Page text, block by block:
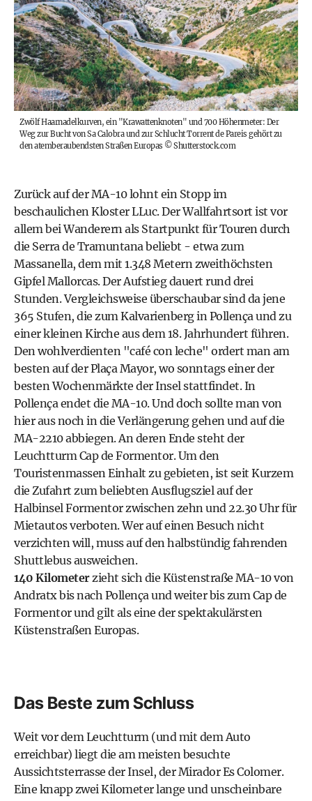
Zwölf Haarnadelkurven, ein "Krawattenknoten" und 700 Höhenmeter: Der
Weg zur Bucht von Sa Calobra und zur Schlucht Torrent de Pareis gehört zu
den atemberaubendsten Straßen Europas ©Shutterstock.com
Zurück auf der MA-10 lohnt ein Stopp im
beschaulichen Kloster LLuc. Der Wallfahrtsort ist vor
allem bei Wanderern als Startpunkt für Touren durch
die Serra de Tramuntana beliebt - etwa zum
Massanella, dem mit 1.348 Metern zweithöchsten
Gipfel Mallorcas. Der Aufstieg dauert rund drei
Stunden. Vergleichsweise überschaubar sind da jene
365 Stufen, die zum Kalvarienberg in Pollença und zu
einer kleinen Kirche aus dem 18. Jahrhundert führen.
Den wohlverdienten "café con leche" ordert man am
besten auf der Plaça Mayor, wo sonntags einer der
besten Wochenmärkte der Insel stattfindet. In
Pollença endet die MA-10. Und doch sollte man von
hier aus noch in die Verlängerung gehen und auf die
MA-2210 abbiegen. An deren Ende steht der
Leuchtturm Cap de Formentor. Um den
Touristenmassen Einhalt zu gebieten, ist seit Kurzem
die Zufahrt zum beliebten Ausflugsziel auf der
Halbinsel Formentor zwischen zehn und 22.30 Uhr für
Mietautos verboten. Wer auf einen Besuch nicht
verzichten will, muss auf den halbstündig fahrenden
Shuttlebus ausweichen.
140 Kilometerzieht sich die Küstenstraße MA-10 von
Andratx bis nach Pollença und weiter bis zum Cap de
Formentor und gilt als eine der spektakulärsten
Küstenstraßen Europas.
Das Beste zum Schluss
Weit vor dem Leuchtturm (und mit dem Auto
erreichbar) liegt die am meisten besuchte
Aussichtsterrasse der Insel, der Mirador Es Colomer.
Eine knapp zwei Kilometer lange und unscheinbare